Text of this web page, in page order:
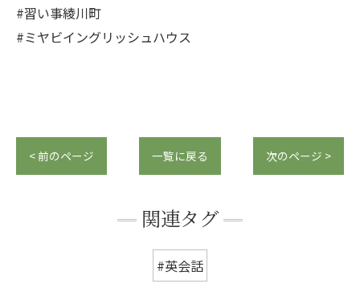
#習い事綾川町
#ミヤビイングリッシュハウス
< 前のページ 一覧に戻る 次のページ >
関連タグ
#英会話